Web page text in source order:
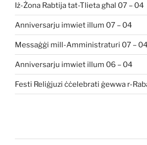
Iż-Żona Rabtija tat-Tlieta għal 07 – 04
Anniversarju imwiet illum 07 – 04
Messaġġi mill-Amministraturi 07 – 04
Anniversarju imwiet illum 06 – 04
Festi Reliġjuzi ċċelebrati ġewwa r-